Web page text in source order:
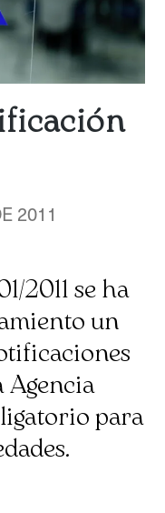
2011
2011 se ha
un
Agencia
para